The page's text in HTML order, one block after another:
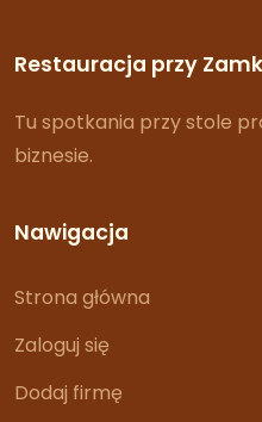
Restauracja przy
Tu spotkania przy stole
biznesie.
Nawigacja
Strona główna
Zaloguj się
Dodaj firmę